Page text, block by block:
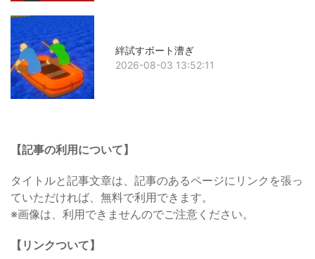
絆試すボート漕ぎ
2026-08-03 13:52:11
【記事の利用について】
タイトルと記事文章は、記事のあるページにリンクを張っ
ていただければ、無料で利用できます。
※画像は、利用できませんのでご注意ください。
【リンクついて】